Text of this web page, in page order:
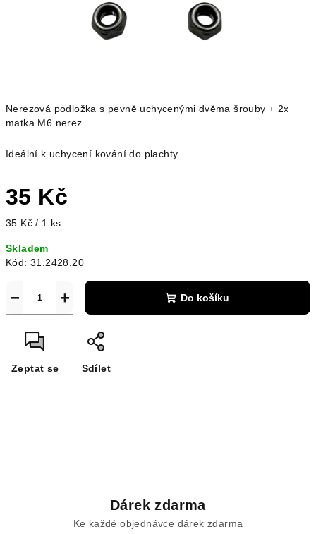
Nerezová podložka s pevně uchycenými dvěma šrouby + 2x
matka M6 nerez.
Ideální k uchycení kování do plachty.
35 Kč
Měrná
35 Kč / 1 ks
Skladem
Kód: 31.2428.20
+
− Do košíku
Zeptat se Sdílet
Dárek zdarma
Ke každé objednávce dárek zdarma